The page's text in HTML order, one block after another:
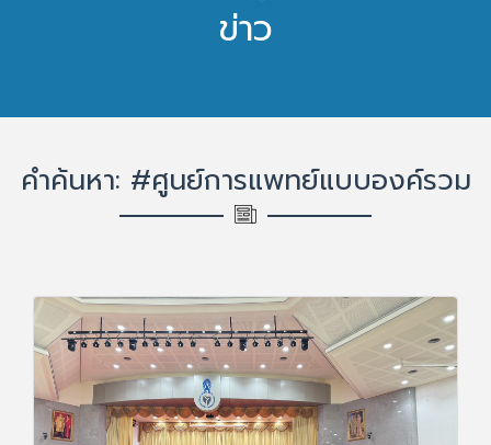
ข่าว
คำค้นหา: #ศูนย์การแพทย์แบบองค์รวม